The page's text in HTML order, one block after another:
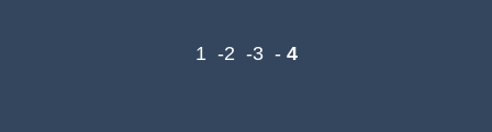
1 -2 -3 - 4